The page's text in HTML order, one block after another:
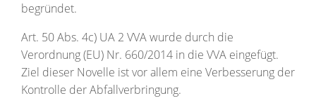
begründet.
Art. 50 Abs. 4c) UA 2 VVA wurde durch die
Verordnung (EU) Nr. 660/2014 in die VVA eingefügt.
Ziel dieser Novelle ist vor allem eine Verbesserung der
Kontrolle der Abfallverbringung.